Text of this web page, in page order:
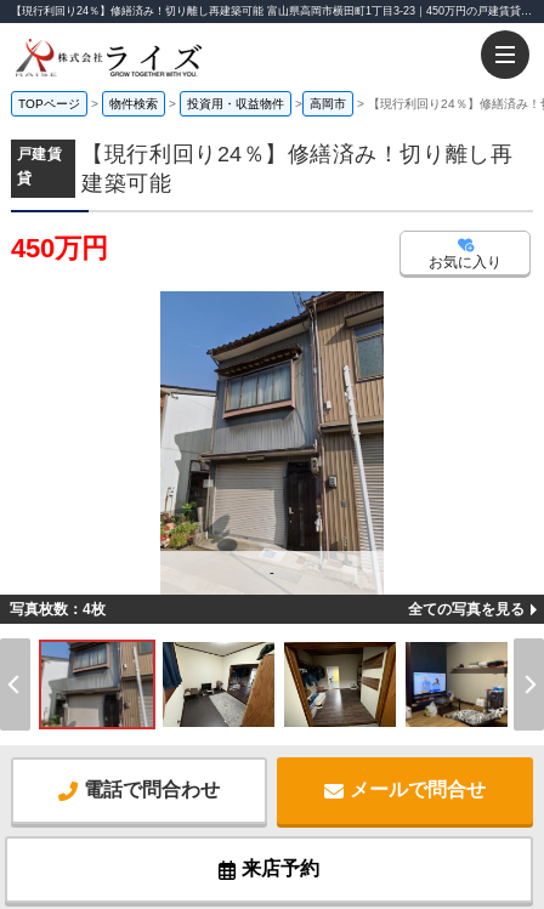
【現行利回り24％】修繕済み！切り離し再建築可能 富山県高岡市横田町1丁目3-23｜450万円の戸建賃貸｜株式会社ライズ
TOPページ 物件検索 投資用・収益物件 高岡市 【現行利回り24％】修繕済み
戸建賃
貸
【現行利回り24％】修繕済み！切り離し再
建築可能
450万円 お気に入り
-
写真枚数：4枚 全ての写真を見る
電話で問合わせ メールで問合せ
来店予約